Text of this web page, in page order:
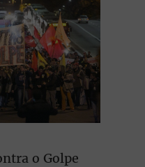
o Golpe